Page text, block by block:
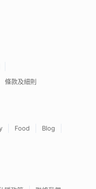
條款及細則
Food
Blog